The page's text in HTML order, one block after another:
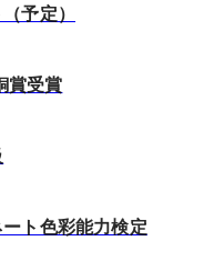
予定）
賞受賞
ト色彩能力検定